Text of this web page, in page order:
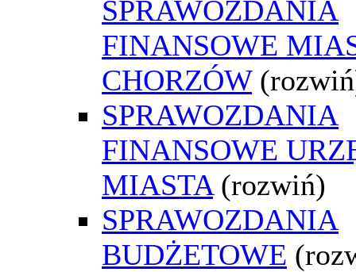
SPRAWOZDANIA
FINANSOWE
CHORZÓW
SPRAWOZDANIA
FINANSOWE
MIASTA (rozwiń)
SPRAWOZDANIA
BUDŻETOWE